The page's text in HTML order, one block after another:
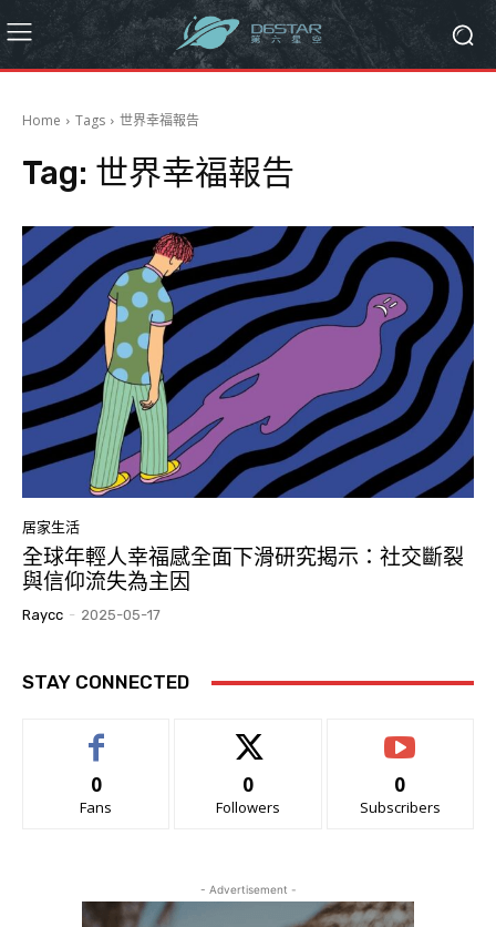
Home Tags 世界幸福報告
Tag: 世界幸福報告
居家生活
全球年輕人幸福感全面下滑研究揭示：社交斷裂
與信仰流失為主因
Raycc - 2025-05-17
STAY CONNECTED
0
Fans
0
Followers
0
Subscribers
- Advertisement -